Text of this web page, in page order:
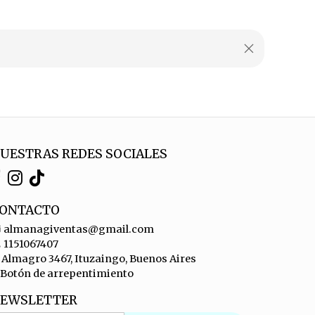
REDES SOCIALES
almanagiventas@gmail.com
1151067407
Almagro 3467, Ituzaingo, Buenos Aires
Botón de arrepentimiento